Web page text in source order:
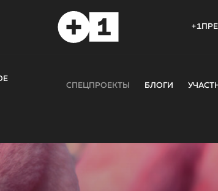
СПЕЦПРОЕКТЫ БЛОГИ